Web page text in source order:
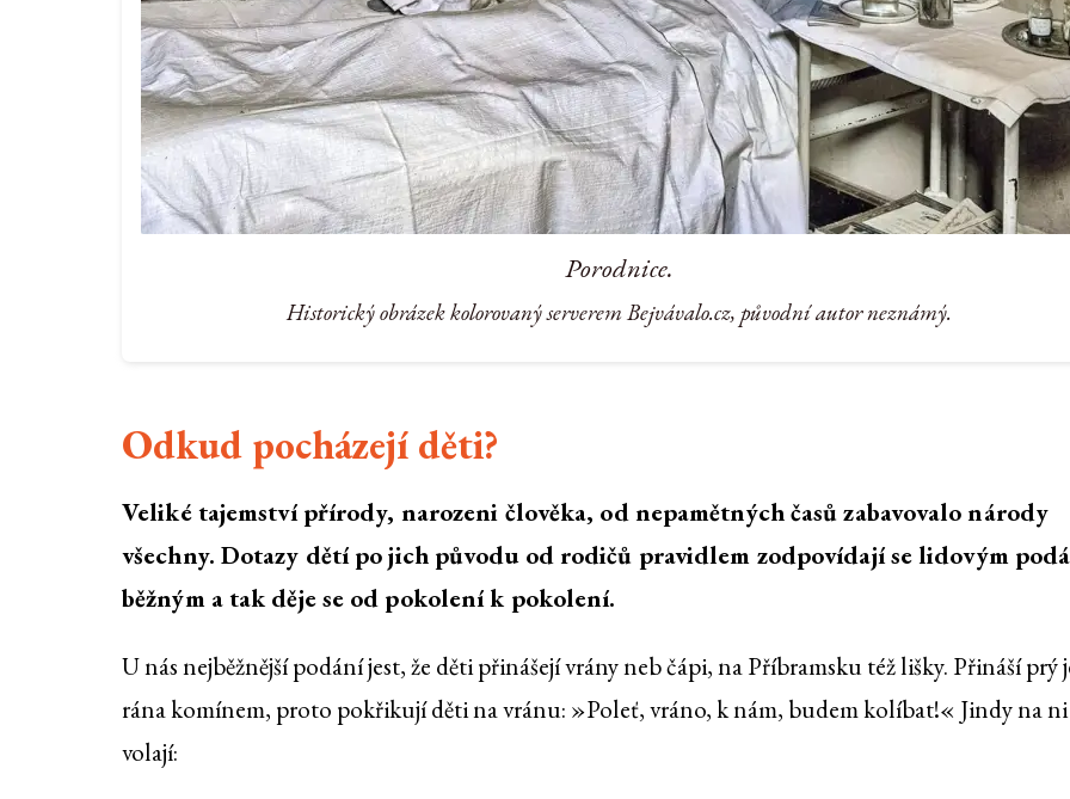
Porodnice.
Historický obrázek kolorovaný serverem Bejvávalo.cz, původní autor neznámý.
Odkud pocházejí děti?
Veliké tajemství přírody, narozeni člověka, od nepamětných časů zabavovalo národy
všechny. Dotazy dětí po jich původu od rodičů pravidlem zodpovídají se lidovým
běžným a tak děje se od pokolení k pokolení.
U nás nejběžnější podání jest, že děti přinášejí vrány neb čápi, na Příbramsku též lišky. Přináší prý
rána komínem, proto pokřikují děti na vránu: »Poleť, vráno, k nám, budem kolíbat!« Jindy na ni
volají: